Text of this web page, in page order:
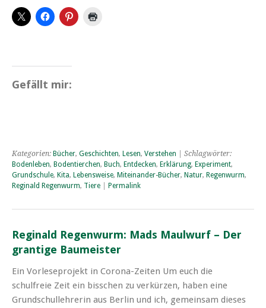
Gefällt mir:
Kategorien: Bücher, Geschichten, Lesen, Verstehen | Schlagwörter:
Bodenleben, Bodentierchen, Buch, Entdecken, Erklärung, Experiment,
Grundschule, Kita, Lebensweise, Miteinander-Bücher, Natur, Regenwurm,
Reginald Regenwurm, Tiere Permalink
Reginald Regenwurm: Mads Maulwurf – Der
grantige Baumeister
Ein Vorleseprojekt in Corona-Zeiten Um euch die
schulfreie Zeit ein bisschen zu verkürzen, haben eine
Grundschullehrerin aus Berlin und ich, gemeinsam dieses